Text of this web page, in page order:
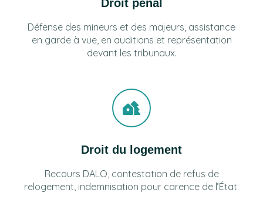
Droit pénal
Défense des mineurs et des majeurs, assistance
en garde à vue, en auditions et représentation
devant les tribunaux.
Droit du logement
Recours DALO, contestation de refus de
relogement, indemnisation pour carence de l’État.